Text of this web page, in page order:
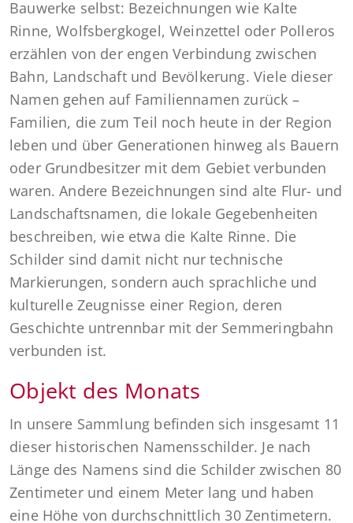
Bauwerke selbst: Bezeichnungen wie Kalte
Rinne, Wolfsbergkogel, Weinzettel oder Polleros
erzählen von der engen Verbindung zwischen
Bahn, Landschaft und Bevölkerung. Viele dieser
Namen gehen auf Familiennamen zurück –
Familien, die zum Teil noch heute in der Region
leben und über Generationen hinweg als Bauern
oder Grundbesitzer mit dem Gebiet verbunden
waren. Andere Bezeichnungen sind alte Flur- und
Landschaftsnamen, die lokale Gegebenheiten
beschreiben, wie etwa die Kalte Rinne. Die
Schilder sind damit nicht nur technische
Markierungen, sondern auch sprachliche und
kulturelle Zeugnisse einer Region, deren
Geschichte untrennbar mit der Semmeringbahn
verbunden ist.
Objekt des Monats
In unsere Sammlung befinden sich insgesamt 11
dieser historischen Namensschilder. Je nach
Länge des Namens sind die Schilder zwischen 80
Zentimeter und einem Meter lang und haben
eine Höhe von durchschnittlich 30 Zentimetern.